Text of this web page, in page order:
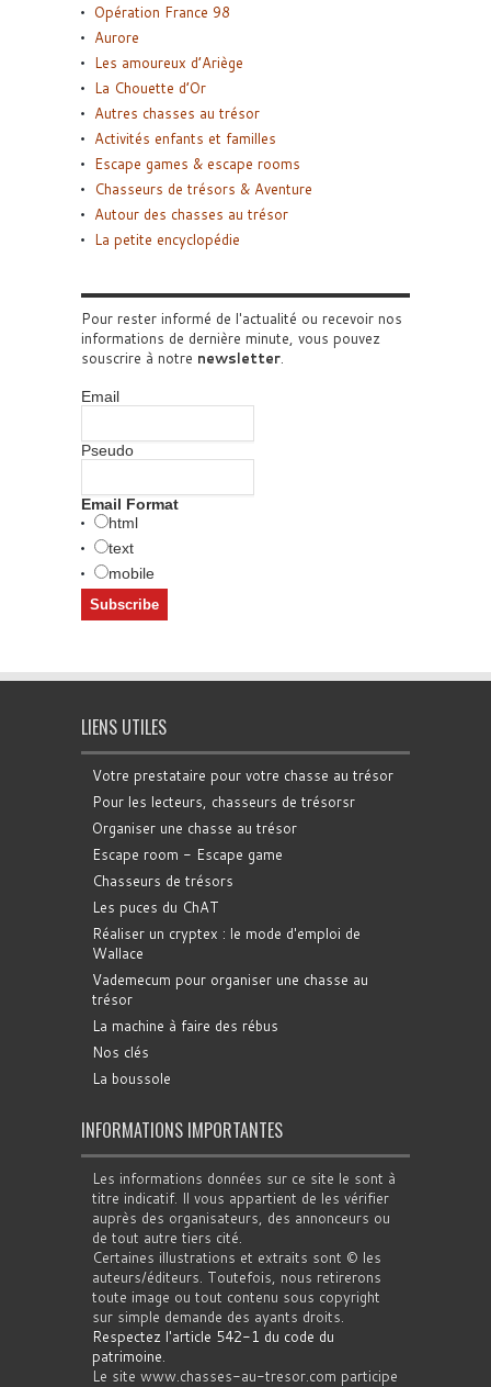
Opération France 98
Aurore
Les amoureux d’Ariège
La Chouette d’Or
Autres chasses au trésor
Activités enfants et familles
Escape games & escape rooms
Chasseurs de trésors & Aventure
Autour des chasses au trésor
La petite encyclopédie
Pour rester informé de l'actualité ou recevoir nos
informations de dernière minute, vous pouvez
souscrire à notre newsletter.
Email
Pseudo
Email Format
html
text
mobile
LIENS UTILES
Votre prestataire pour votre chasse au trésor
Pour les lecteurs, chasseurs de trésorsr
Organiser une chasse au trésor
Escape room - Escape game
Chasseurs de trésors
Les puces du ChAT
Réaliser un cryptex : le mode d'emploi de
Wallace
Vademecum pour organiser une chasse au
trésor
La machine à faire des rébus
Nos clés
La boussole
INFORMATIONS IMPORTANTES
Les informations données sur ce site le sont à
titre indicatif. Il vous appartient de les vérifier
auprès des organisateurs, des annonceurs ou
de tout autre tiers cité.
Certaines illustrations et extraits sont © les
auteurs/éditeurs. Toutefois, nous retirerons
toute image ou tout contenu sous copyright
sur simple demande des ayants droits.
Respectez l'article 542-1 du code du
patrimoine.
Le site www.chasses-au-tresor.com participe